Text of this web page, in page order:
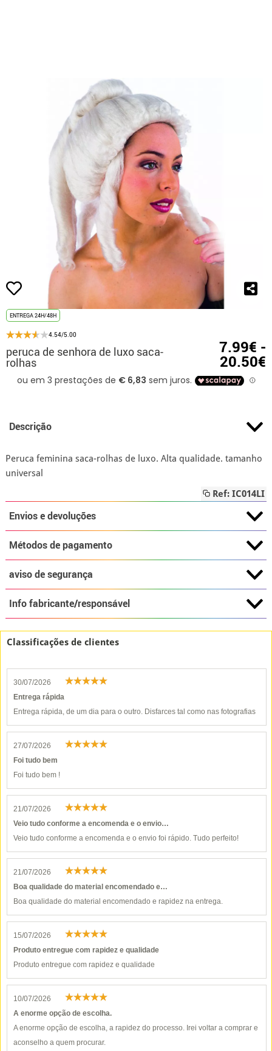
ENTREGA 24H/48H
4.54/5.00
peruca de senhora de luxo saca-
rolhas
7.99€ -
20.50€
Descrição
Peruca feminina saca-rolhas de luxo. Alta qualidade. tamanho
universal
Ref: IC014LI
Envios e devoluções
Métodos de pagamento
aviso de segurança
Info fabricante/responsável
Classificações de clientes
30/07/2026
Entrega rápida
Entrega rápida, de um dia para o outro. Disfarces tal como nas fotografias
27/07/2026
Foi tudo bem
Foi tudo bem !
21/07/2026
Veio tudo conforme a encomenda e o envio…
Veio tudo conforme a encomenda e o envio foi rápido. Tudo perfeito!
21/07/2026
Boa qualidade do material encomendado e…
Boa qualidade do material encomendado e rapidez na entrega.
15/07/2026
Produto entregue com rapidez e qualidade
Produto entregue com rapidez e qualidade
10/07/2026
A enorme opção de escolha.
A enorme opção de escolha, a rapidez do processo. Irei voltar a comprar e
aconselho a quem procurar.